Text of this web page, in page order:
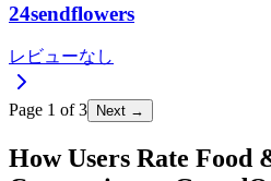
24sendflowers
レビューなし
Page 1 of3 Next →
How Users Rate Food